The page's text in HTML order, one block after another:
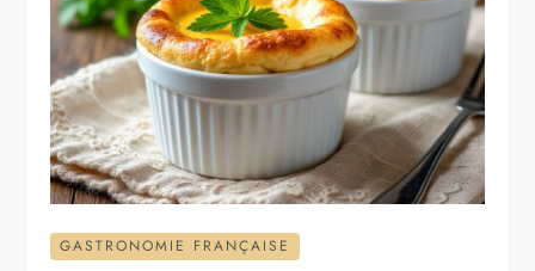
GASTRONOMIE FRANÇAISE